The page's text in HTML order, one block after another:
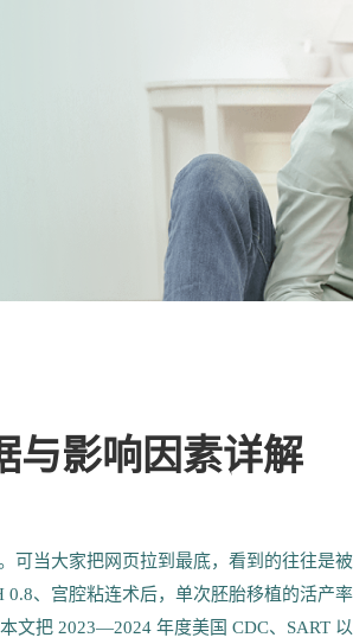
与影响因素详解
可当大家把网页拉到最底，看到的往往是
、宫腔粘连术后，单次胚胎移植的活产
文把 2023—2024 年度美国 CDC、SART